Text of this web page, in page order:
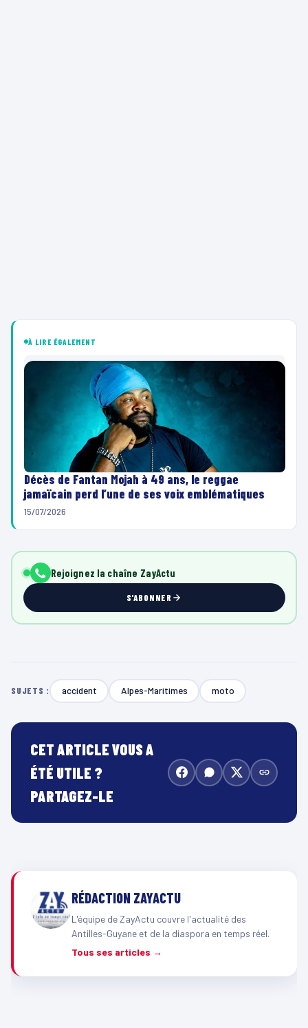
À LIRE ÉGALEMENT
Décès de Fantan Mojah à 49 ans, le reggae
jamaïcain perd l’une de ses voix emblématiques
15/07/2026
Rejoignez la chaîne ZayActu
S'ABONNER
SUJETS : accident Alpes-Maritimes moto
CET ARTICLE VOUS A
ÉTÉ UTILE ?
PARTAGEZ-LE
RÉDACTION ZAYACTU
L'équipe de ZayActu couvre l'actualité des
Antilles-Guyane et de la diaspora en temps réel.
Tous ses articles →